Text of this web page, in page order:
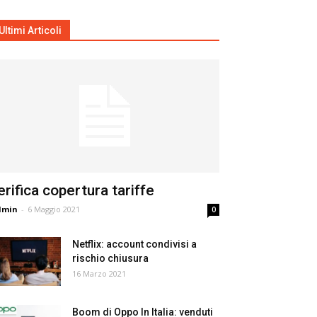
Articoli
copertura tariffe
- 6 Maggio 2021 0
Netflix: account condivisi a
rischio chiusura
16 Marzo 2021
Boom di Oppo In Italia: venduti